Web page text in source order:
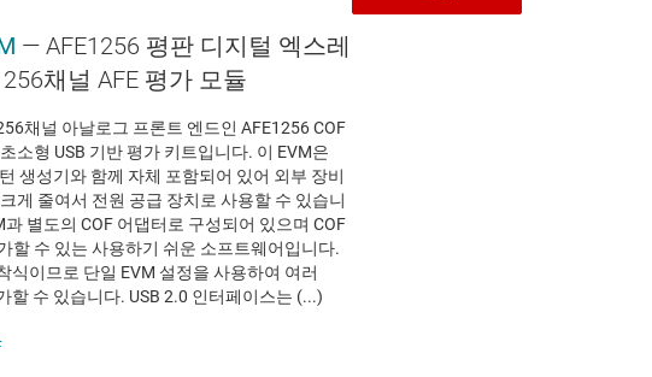
— AFE1256 평판 디지털 엑스레
채널 AFE 평가 모듈
채널 아날로그 프론트 엔드인 AFE1256 COF
소형 USB 기반 평가 키트입니다. 이 EVM은
생성기와 함께 자체 포함되어 있어 외부 장비
게 줄여서 전원 공급 장치로 사용할 수 있습니
과 별도의 COF 어댑터로 구성되어 있으며 COF
할 수 있는 사용하기 쉬운 소프트웨어입니다.
식이므로 단일 EVM 설정을 사용하여 여러
할 수 있습니다. USB 2.0 인터페이스는 (...)